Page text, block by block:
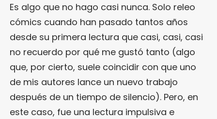
Es algo que no hago casi nunca. Solo releo
cómics cuando han pasado tantos años
desde su primera lectura que casi, casi, casi
no recuerdo por qué me gustó tanto (algo
que, por cierto, suele coincidir con que uno
de mis autores lance un nuevo trabajo
después de un tiempo de silencio). Pero, en
este caso, fue una lectura impulsiva e